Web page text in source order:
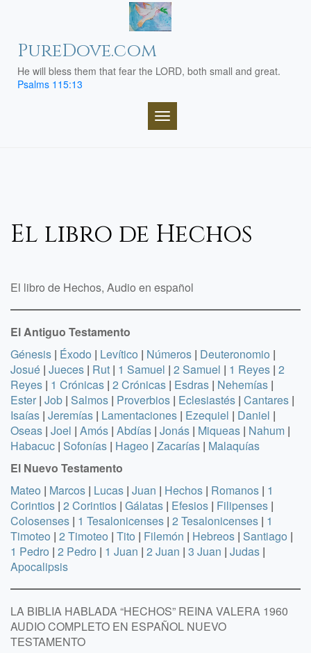
PureDove.com
He will bless them that fear the LORD, both small and great.
Psalms 115:13
TOGGLE NAVIGATION
El libro de Hechos
El libro de Hechos, Audio en español
El Antiguo Testamento
Génesis | Éxodo | Levítico | Números | Deuteronomio |
Josué | Jueces | Rut | 1 Samuel | 2 Samuel | 1 Reyes | 2
Reyes | 1 Crónicas | 2 Crónicas | Esdras | Nehemías |
Ester | Job | Salmos | Proverbios | Eclesiastés | Cantares |
Isaías | Jeremías | Lamentaciones | Ezequiel | Daniel |
Oseas | Joel | Amós | Abdías | Jonás | Miqueas | Nahum |
Habacuc | Sofonías | Hageo | Zacarías | Malaquías
El Nuevo Testamento
Mateo | Marcos | Lucas | Juan | Hechos | Romanos | 1
Corintios | 2 Corintios | Gálatas | Efesios | Filipenses |
Colosenses | 1 Tesalonicenses | 2 Tesalonicenses | 1
Timoteo | 2 Timoteo | Tito | Filemón | Hebreos | Santiago |
1 Pedro | 2 Pedro | 1 Juan | 2 Juan | 3 Juan | Judas |
Apocalipsis
LA BIBLIA HABLADA “HECHOS” REINA VALERA 1960
AUDIO COMPLETO EN ESPAÑOL NUEVO
TESTAMENTO